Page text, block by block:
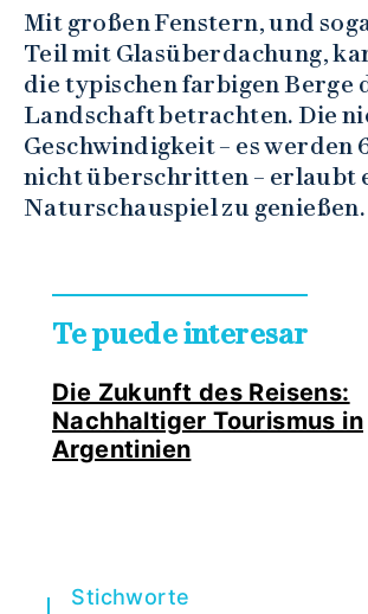
Mit großen Fenstern, und
Teil mit Glasüberdachung,
die typischen farbigen Berge
Landschaft betrachten. Die
Geschwindigkeit – es werden
nicht überschritten – erlaubt
Naturschauspiel zu genießen.
Te puede interesar
Die Zukunft des Reisens:
Nachhaltiger Tourismus in
Argentinien
Stichworte